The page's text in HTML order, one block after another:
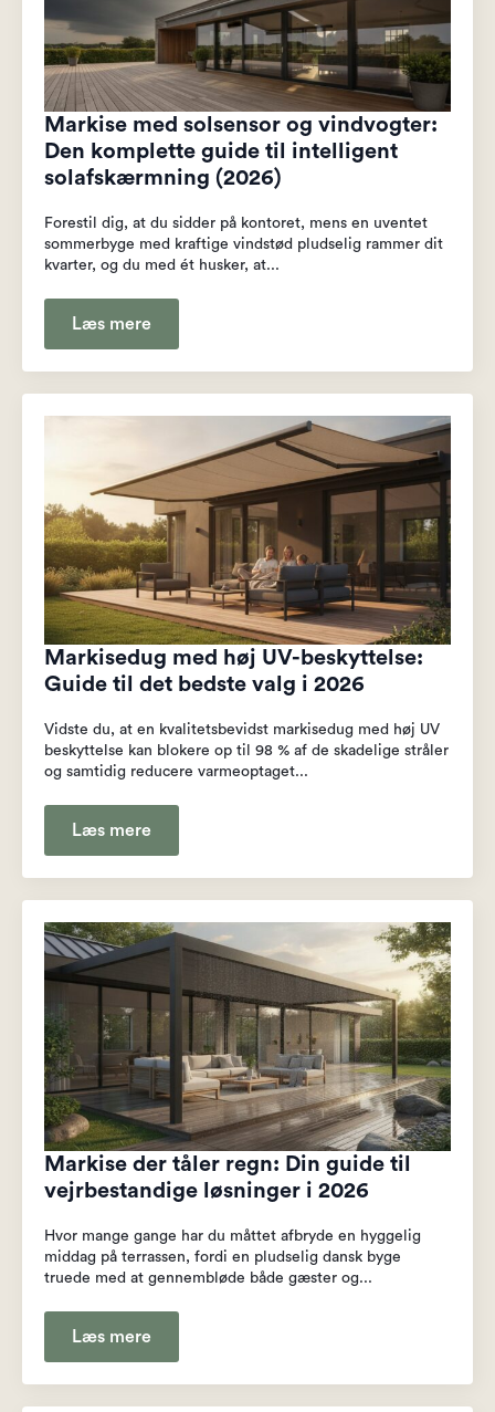
Markise med solsensor og vindvogter:
Den komplette guide til intelligent
solafskærmning (2026)
Forestil dig, at du sidder på kontoret, mens en uventet
sommerbyge med kraftige vindstød pludselig rammer dit
kvarter, og du med ét husker, at...
Læs mere
Markisedug med høj UV-beskyttelse:
Guide til det bedste valg i 2026
Vidste du, at en kvalitetsbevidst markisedug med høj UV
beskyttelse kan blokere op til 98 % af de skadelige stråler
og samtidig reducere varmeoptaget...
Læs mere
Markise der tåler regn: Din guide til
vejrbestandige løsninger i 2026
Hvor mange gange har du måttet afbryde en hyggelig
middag på terrassen, fordi en pludselig dansk byge
truede med at gennembløde både gæster og...
Læs mere